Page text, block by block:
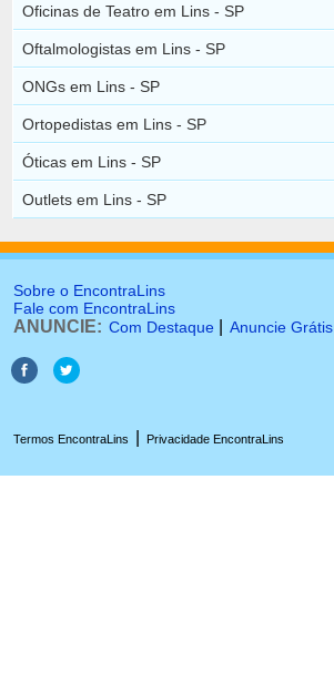
Oficinas de Teatro em Lins - SP
Oftalmologistas em Lins - SP
ONGs em Lins - SP
Ortopedistas em Lins - SP
Óticas em Lins - SP
Outlets em Lins - SP
Sobre o EncontraLins
Fale com EncontraLins
ANUNCIE: Com Destaque Anuncie Grátis
Termos EncontraLins Privacidade EncontraLins